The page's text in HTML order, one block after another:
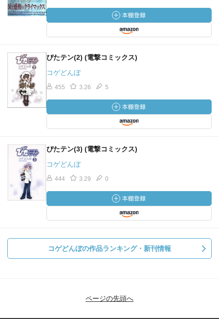
ぴたテン(2) (電撃コミックス)
コゲどんぼ
455 3.26 5
ぴたテン(3) (電撃コミックス)
コゲどんぼ
444 3.29 0
コゲどんぼの作品ランキング・新刊情報
ページの先頭へ